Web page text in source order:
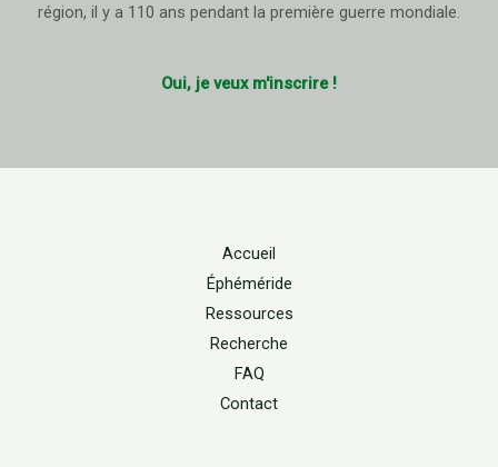
région, il y a 110 ans pendant la première guerre mondiale.
Oui, je veux m'inscrire !
Accueil
Éphéméride
Ressources
Recherche
FAQ
Contact